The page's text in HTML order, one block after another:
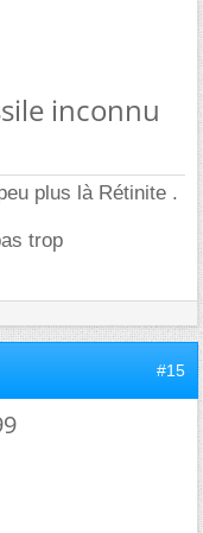
inconnu
plus là Rétinite .
trop
#15